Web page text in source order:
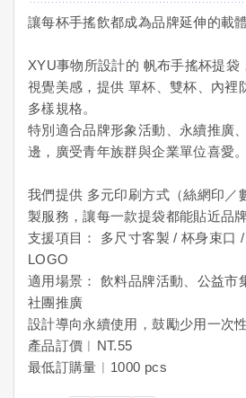
讓每杯手搖飲都成為品牌延伸的載體
XYU事物所設計的 帆布手搖杯提袋
視覺美感，提供 單杯、雙杯、內裡
多樣規格。
特別適合品牌形象活動、永續推廣
邊，廣受青年族群與企業單位喜愛。
我們提供 多元印刷方式（絲網印／
製服務，讓每一款提袋都能貼近品
支援項目： 多尺寸客製 / 杯身束口
LOGO
適用場景： 飲料品牌活動、公益市
社團推廣
設計導向永續使用，鼓勵少用一次
產品訂價︱NT.55
最低訂購量︱1000 pcs